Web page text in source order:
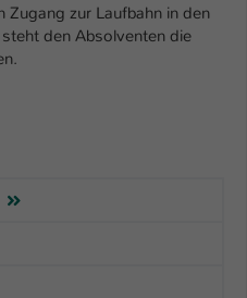
zur Laufbahn in den
den Absolventen die